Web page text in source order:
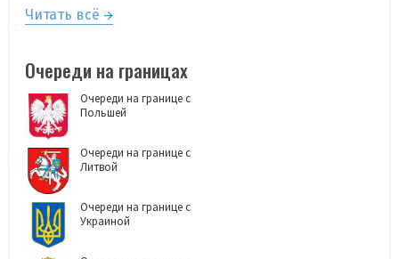
Читать всё
Очереди на границах
Очереди на границе с
Польшей
Очереди на границе с
Литвой
Очереди на границе с
Украиной